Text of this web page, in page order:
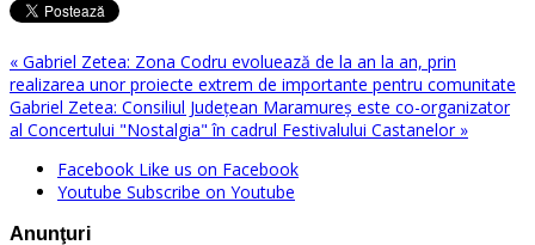
« Gabriel Zetea: Zona Codru evoluează de la an la an, prin
realizarea unor proiecte extrem de importante pentru comunitate
Gabriel Zetea: Consiliul Judeţean Maramureş este co-organizator
al Concertului "Nostalgia" în cadrul Festivalului Castanelor »
Facebook Like us on Facebook
Youtube Subscribe on Youtube
Anunţuri